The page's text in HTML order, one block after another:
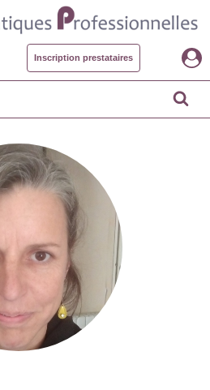
Inscription prestataires